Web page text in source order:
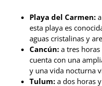
Playa del Carmen:
esta playa es
aguas cristalinas y
Cancún: a tres
cuenta con una
y una vida nocturna
Tulum: a dos horas